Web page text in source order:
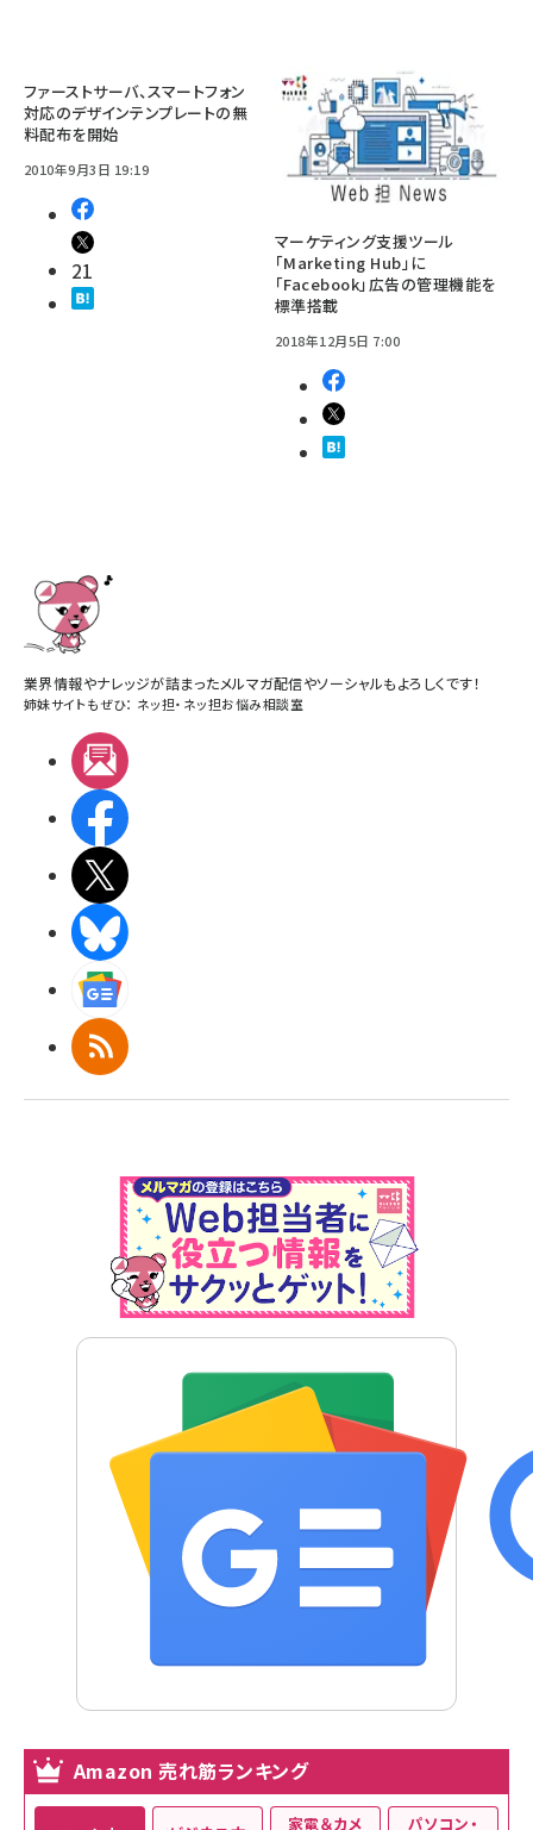
ファーストサーバ、スマートフォン
対応のデザインテンプレートの無
料配布を開始
2010年9月3日 19:19
21
マーケティング支援ツール
「Marketing Hub」に
「Facebook」広告の管理機能を
標準搭載
2018年12月5日 7:00
業界情報やナレッジが詰まったメルマガ配信やソーシャルもよろしくです！
姉妹サイトもぜひ： ネッ担・ ネッ担お悩み相談室
RSS
Amazon 売れ筋ランキング
家電＆カメ パソコン・